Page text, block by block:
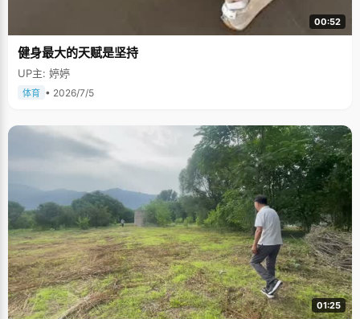
00:52
健身最大的天赋是坚持
UP主: 婷婷
体育 • 2026/7/5
01:25